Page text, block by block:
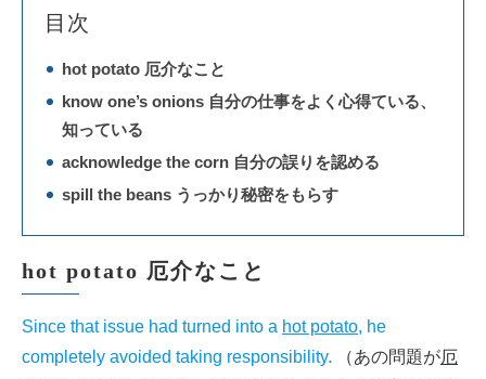
目次
hot potato 厄介なこと
know one’s onions 自分の仕事をよく心得ている、
知っている
acknowledge the corn 自分の誤りを認める
spill the beans うっかり秘密をもらす
hot potato 厄介なこと
Since that issue had turned into a hot potato, he
completely avoided taking responsibility. （あの問題が厄